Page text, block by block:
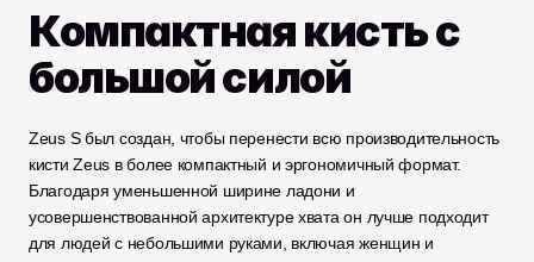
Компактная кисть с
большой силой
Zeus S был создан, чтобы перенести всю производительность
кисти Zeus в более компактный и эргономичный формат.
Благодаря уменьшенной ширине ладони и
усовершенствованной архитектуре хвата он лучше подходит
для людей с небольшими руками, включая женщин и